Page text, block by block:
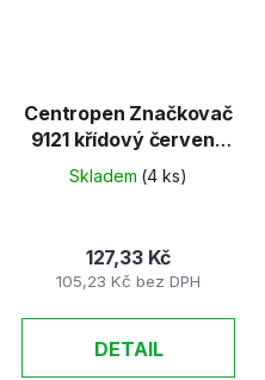
Centropen Značkovač
9121 křídový červený
2-3mm
Skladem (4 ks)
105,23 Kč bez DPH
127,33 Kč
DETAIL